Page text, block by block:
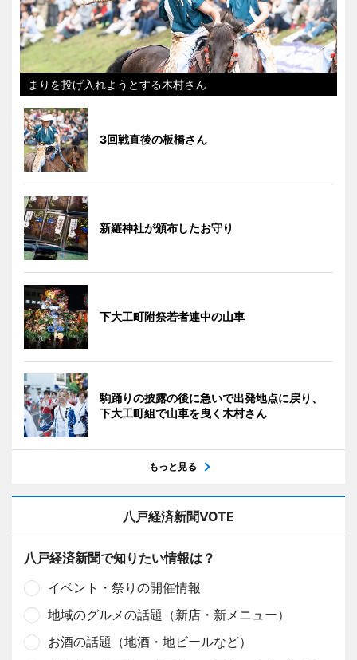
まりを投げ入れようとする木村さん
3回戦直後の板橋さん
新羅神社が頒布したお守り
下大工町附祭若者連中の山車
駒踊りの披露の後に急いで出発地点に戻り、
下大工町組で山車を曳く木村さん
もっと見る
八戸経済新聞VOTE
八戸経済新聞で知りたい情報は？
イベント・祭りの開催情報
地域のグルメの話題（新店・新メニュー）
お酒の話題（地酒・地ビールなど）